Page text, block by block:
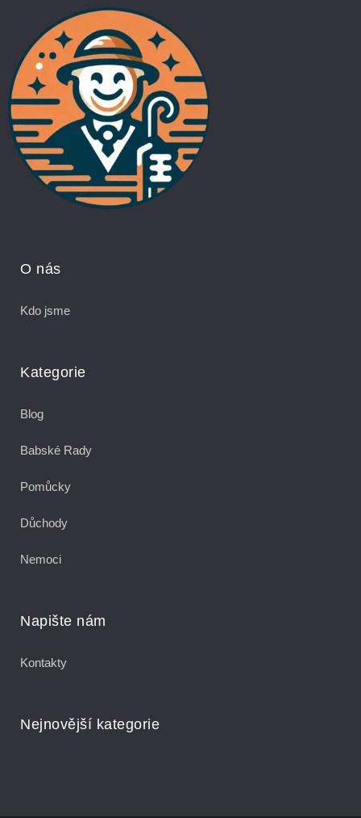
O nás
Kdo jsme
Kategorie
Blog
Babské Rady
Pomůcky
Důchody
Nemoci
Napište nám
Kontakty
Nejnovější kategorie